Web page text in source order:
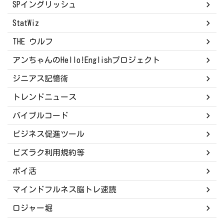
SPイングリッシュ
StatWiz
THE ウルフ
アンちゃんのHello!Englishプロジェクト
ジニアス記憶術
トレンドニュース
バイブルコード
ビジネス促進ツール
ビズラク利用規約等
ポイ活
マインドフルネス脳トレ速読
ロジャー堀